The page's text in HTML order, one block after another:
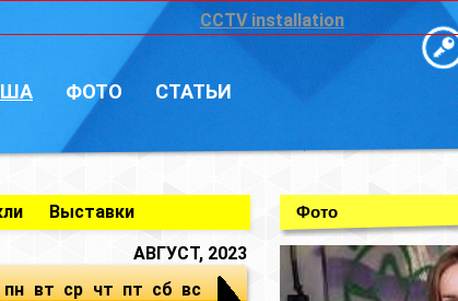
CCTV installation
ФОТО СТАТЬИ
Выставки
АВГУСТ, 2023
пн вт ср чт пт сб вс
Фото